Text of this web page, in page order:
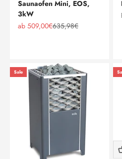
Saunaofen Mini, EOS,
3kW
Angebot
ab 509,00€Regulärer Preis
635,98€
Sale